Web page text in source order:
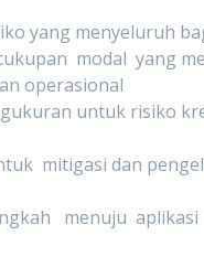
yang menyeluruh
modal yang
operasional
untuk risiko
mitigasi dan
menuju aplikasi